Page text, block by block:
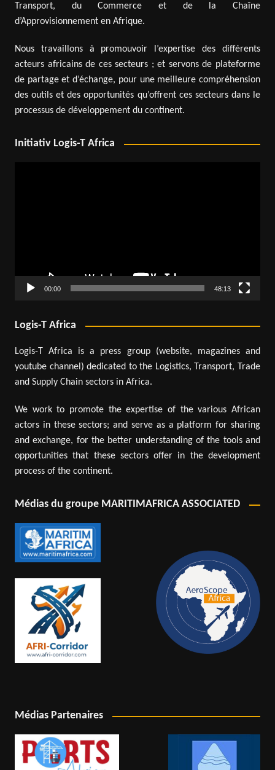
Transport, du Commerce et de la Chaîne
d’Approvisionnement en Afrique.
Nous travaillons à promouvoir l’expertise des différents
acteurs africains de ces secteurs ; et servons de plateforme
de partage et d’échange, pour une meilleure compréhension
des outils et des opportunités qu’offrent ces secteurs dans le
processus de développement du continent.
Initiativ Logis-T Africa
00:00 48:13
Logis-T Africa
Logis-T Africa is a press group (website, magazines and
youtube channel) dedicated to the Logistics, Transport, Trade
and Supply Chain sectors in Africa.
We work to promote the expertise of the various African
actors in these sectors; and serve as a platform for sharing
and exchange, for the better understanding of the tools and
opportunities that these sectors offer in the development
process of the continent.
Médias du groupe MARITIMAFRICA ASSOCIATED
Médias Partenaires